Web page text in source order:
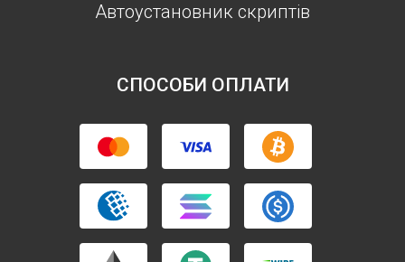
Автоустановник скриптів
СПОСОБИ ОПЛАТИ